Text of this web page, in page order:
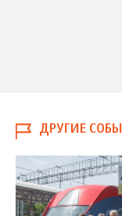
ДРУГИЕ